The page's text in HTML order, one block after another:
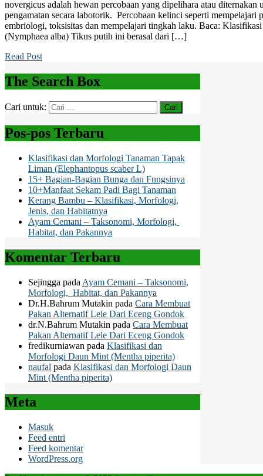
novergicus adalah hewan percobaan yang dipelihara atau
pengamatan secara labotorik. Percobaan kelinci seperti mempelajari
embriologi, toksisitas dan mempelajari tingkah laku. Baca:
(Nymphaea alba) Tikus putih ini berasal dari […]
Read Post
The Search Box
Cari untuk:
Pos-pos Terbaru
Klasifikasi dan Morfologi Tanaman Tapak
Liman (Elephantopus scaber L)
15+ Bagian-Bagian Bunga dan Fungsinya
10+Manfaat Sekam Padi Bagi Tanaman
Kerang Bambu – Klasifikasi, Morfologi,
Jenis, dan Habitatnya
Ayam Cemani – Taksonomi, Morfologi,
Habitat, dan Pakannya
Komentar Terbaru
Sejingga pada Ayam Cemani – Taksonomi,
Morfologi, Habitat, dan Pakannya
Dr.H.Bahrum Mutakin pada Cara Membuat
Pakan Alternatif Lele Dari Eceng Gondok
dr.N.Bahrum Mutakin pada Cara Membuat
Pakan Alternatif Lele Dari Eceng Gondok
fredikurniawan pada Klasifikasi dan
Morfologi Daun Mint (Mentha piperita)
naufal pada Klasifikasi dan Morfologi Daun
Mint (Mentha piperita)
Meta
Masuk
Feed entri
Feed komentar
WordPress.org